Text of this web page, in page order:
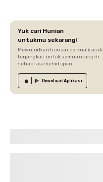
Yuk cari Hunian
untukmu sekarang!
Mewujudkan hunian berkualitas
terjangkau untuk semua orang di
setiap fase kehidupan.
Download Aplikasi